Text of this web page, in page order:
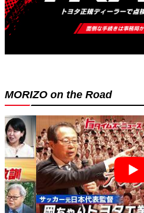
MORIZO on the Road